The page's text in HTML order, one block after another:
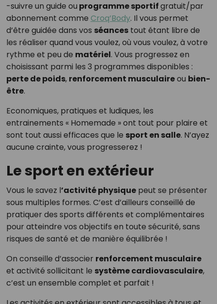
-suivre un guide ou programme sportifgratuit/par
abonnement comme Croq’Body. Il vous permet
d’être guidée dans vos séancestout étant libre de
les réaliser quand vous voulez, où vous voulez, à votre
rythme et peu de matériel. Vous progressez en
choisissant parmi les 3 programmes disponibles :
perte de poids, renforcement musculaireou bien-
être.
Economiques, pratiques et ludiques, les
entrainements « Homemade » ont tout pour plaire et
sont tout aussi efficaces que le sport en salle. N’ayez
aucune crainte, vous progresserez !
Le sport en extérieur
Vous le savez l’activité physiquepeut se présenter
sous multiples formes. C’est d’ailleurs conseillé de
pratiquer des sports différents et complémentaires
pour atteindre vos objectifs en toute sécurité, sans
risques de santé et de manière équilibrée !
On conseille d’associer renforcement musculaire
et activité sollicitant le système cardiovasculaire,
c’est un ensemble complet et parfait !